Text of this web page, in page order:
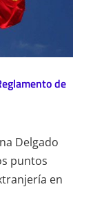
de
Delgado
puntos
en